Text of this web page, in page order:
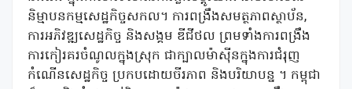
និម្មាបនកម្មសេដ្ឋកិច្ចសកល។ ការពង្រឹងសមត្ថភាពស្ថាប័ន,
ការអភិវឌ្ឍសេដ្ឋកិច្ច និងសង្គម ឌីជីថល ព្រមទាំងការពង្រឹង
ការកៀរគរចំណូលក្នុងស្រុក ជាក្បាលម៉ាស៊ីនក្នុងការជំរុញ
កំណើនសេដ្ឋកិច្ច ប្រកបដោយចីរភាព និងបរិយាបន្ន ។ កម្ពុជា